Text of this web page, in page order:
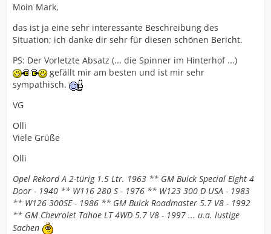
Moin Mark,
das ist ja eine sehr interessante Beschreibung des
Situation; ich danke dir sehr für diesen schönen Bericht.
PS: Der Vorletzte Absatz (... die Spinner im Hinterhof ...)
gefällt mir am besten und ist mir sehr
sympathisch.
VG
Olli
Viele Grüße
Olli
Opel Rekord A 2-türig 1.5 Ltr. 1963 ** GM Buick Special Eight 4
Door - 1940 ** W116 280 S - 1976 ** W123 300 D USA - 1983
** W126 300SE - 1986 ** GM Buick Roadmaster 5.7 V8 - 1992
** GM Chevrolet Tahoe LT 4WD 5.7 V8 - 1997 ... u.a. lustige
Sachen